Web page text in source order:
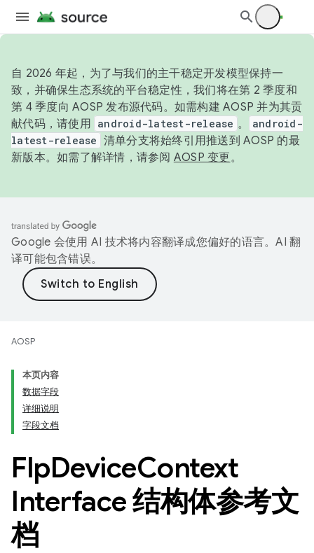
自 2026 年起，为了与我们的主干稳定开发模型保持一
致，并确保生态系统的平台稳定性，我们将在第 2 季度和
第 4 季度向 AOSP 发布源代码。如需构建 AOSP 并为其贡
献代码，请使用 android-latest-release 。
android-
latest-release 清单分支将始终引用推送到 AOSP 的最
新版本。如需了解详情，请参阅 AOSP 变更。
Google 会使用 AI 技术将内容翻译成您偏好的语言。AI 翻
译可能包含错误。
AOSP
本页内容
数据字段
详细说明
字段文档
FlpDeviceContext
Interface 结构体参考文
档